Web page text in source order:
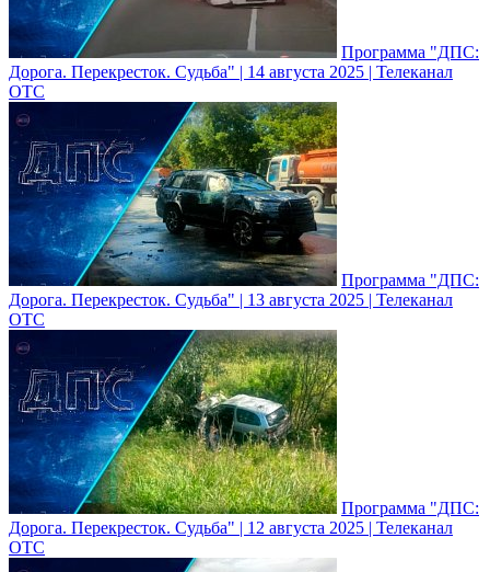
Программа "ДПС:
Дорога. Перекресток. Судьба" | 14 августа 2025 | Телеканал
ОТС
Программа "ДПС:
Дорога. Перекресток. Судьба" | 13 августа 2025 | Телеканал
ОТС
Программа "ДПС:
Дорога. Перекресток. Судьба" | 12 августа 2025 | Телеканал
ОТС